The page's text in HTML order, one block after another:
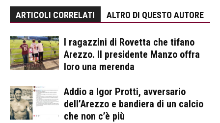
ARTICOLI CORRELATI ALTRO DI QUESTO AUTORE
I ragazzini di Rovetta che tifano
Arezzo. Il presidente Manzo offra
loro una merenda
Addio a Igor Protti, avversario
dell’Arezzo e bandiera di un calcio
che non c’è più